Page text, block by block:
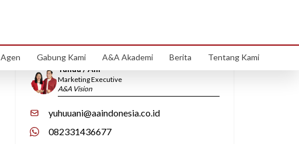
Agen Gabung Kami A&A Akademi Berita Tentang Kami
Hubungi Kami
Yuhuu / Ani
Marketing Executive
A&A Vision
yuhuuani@aaindonesia.co.id
082331436677